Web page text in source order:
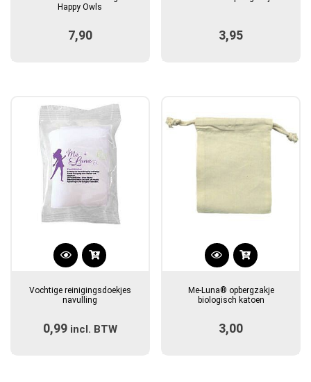
Happy Owls
7,90
heeft
variaties.
worden
op
3,95
Vochtige reinigingsdoekjes
navulling
0,99 incl. BTW
Me-Luna® opbergzakje
biologisch katoen
3,00